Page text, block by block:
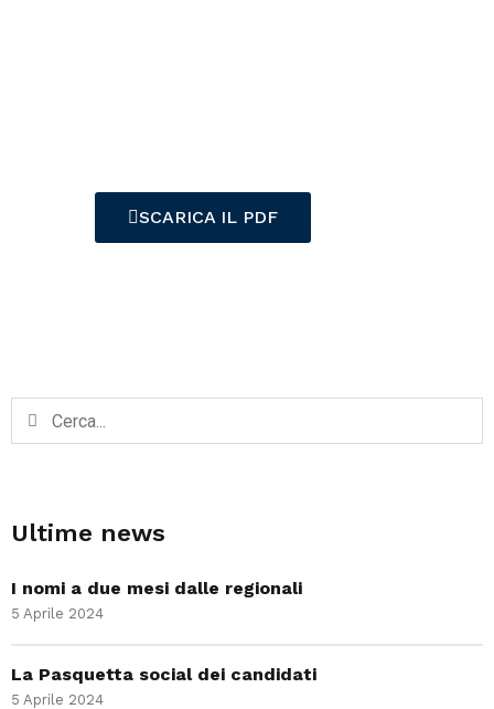
SCARICA IL PDF
Ultime news
I nomi a due mesi dalle regionali
5 Aprile 2024
La Pasquetta social dei candidati
5 Aprile 2024